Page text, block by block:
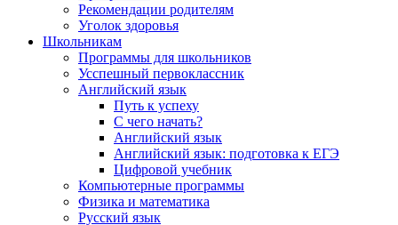
Рекомендации родителям
Уголок здоровья
Школьникам
Программы для школьников
Усспешный первоклассник
Английский язык
Путь к успеху
С чего начать?
Английский язык
Английский язык: подготовка к ЕГЭ
Цифровой учебник
Компьютерные программы
Физика и математика
Русский язык